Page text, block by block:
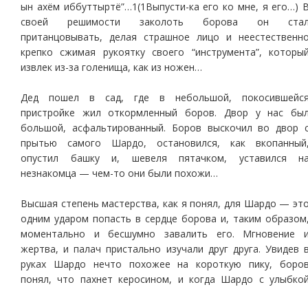
ын ахём иббуттыртё”…1(1Выпусти-ка его ко мне, я его…)
своей решимости заколоть борова он
пританцовывать, делая страшное лицо и
крепко сжимая рукоятку своего “инструмента”,
извлек из-за голенища, как из ножен…
Дед пошел в сад, где в небольшой,
пристройке жил откормленный боров. Двор у нас
большой, асфальтированный. Боров выскочил во двор
прытью самого Шардо, остановился, как
опустил башку и, шевеля пятачком, уставился
незнакомца — чем-то они были похожи…
Высшая степень мастерства, как я понял, для Шардо —
одним ударом попасть в сердце борова и, таким
моментально и бесшумно завалить его. Мгновение
жертва, и палач пристально изучали друг друга. Увидев
руках Шардо нечто похожее на короткую пику,
понял, что пахнет керосином, и когда Шардо с